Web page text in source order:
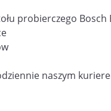
probierczego Bosch
naszym